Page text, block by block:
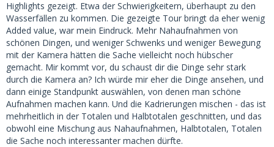
Highlights gezeigt. Etwa der Schwierigkeitern, überhaupt zu den
Wasserfällen zu kommen. Die gezeigte Tour bringt da eher wenig
Added value, war mein Eindruck. Mehr Nahaufnahmen von
schönen Dingen, und weniger Schwenks und weniger Bewegung
mit der Kamera hätten die Sache vielleicht noch hübscher
gemacht. Mir kommt vor, du schaust dir die Dinge sehr stark
durch die Kamera an? Ich würde mir eher die Dinge ansehen, und
dann einige Standpunkt auswählen, von denen man schöne
Aufnahmen machen kann. Und die Kadrierungen mischen - das ist
mehrheitlich in der Totalen und Halbtotalen geschnitten, und das
obwohl eine Mischung aus Nahaufnahmen, Halbtotalen, Totalen
die Sache noch interessanter machen dürfte.